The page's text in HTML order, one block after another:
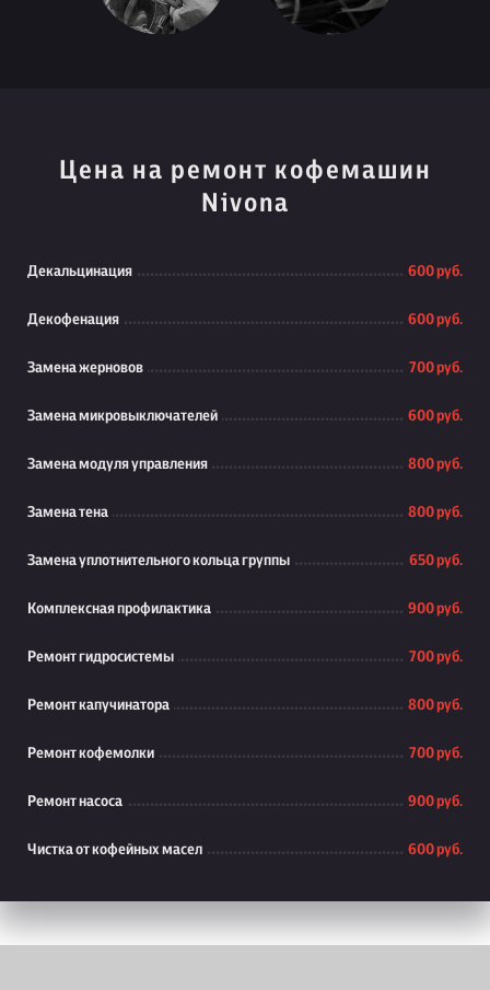
Цена на ремонт кофемашин
Nivona
Декальцинация 600 руб.
Декофенация 600 руб.
Замена жерновов 700 руб.
Замена микровыключателей 600 руб.
Замена модуля управления 800 руб.
Замена тена 800 руб.
Замена уплотнительного кольца группы 650 руб.
Комплексная профилактика 900 руб.
Ремонт гидросистемы 700 руб.
Ремонт капучинатора 800 руб.
Ремонт кофемолки 700 руб.
Ремонт насоса 900 руб.
Чистка от кофейных масел 600 руб.